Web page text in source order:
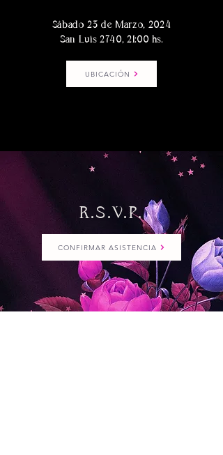
Sábado 23 de Marzo, 2024
San Luis 2740, 21:00 hs.
UBICACIÓN
R.S.V.P.
CONFIRMAR ASISTENCIA